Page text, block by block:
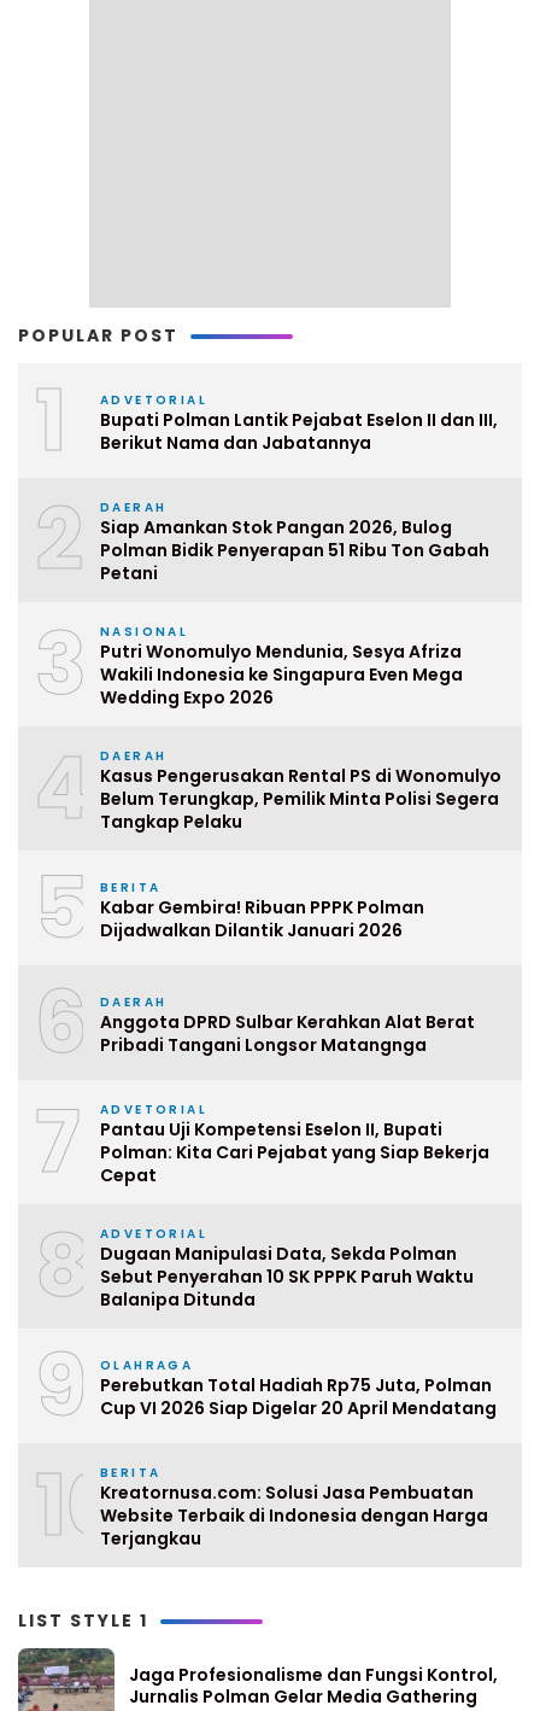
POPULAR POST
1 ADVETORIAL
Bupati Polman Lantik Pejabat Eselon II dan III,
Berikut Nama dan Jabatannya
2 DAERAH
Siap Amankan Stok Pangan 2026, Bulog
Polman Bidik Penyerapan 51 Ribu Ton Gabah
Petani
3 NASIONAL
Putri Wonomulyo Mendunia, Sesya Afriza
Wakili Indonesia ke Singapura Even Mega
Wedding Expo 2026
4 DAERAH
Kasus Pengerusakan Rental PS di Wonomulyo
Belum Terungkap, Pemilik Minta Polisi Segera
Tangkap Pelaku
5 BERITA
Kabar Gembira! Ribuan PPPK Polman
Dijadwalkan Dilantik Januari 2026
6 DAERAH
Anggota DPRD Sulbar Kerahkan Alat Berat
Pribadi Tangani Longsor Matangnga
7 ADVETORIAL
Pantau Uji Kompetensi Eselon II, Bupati
Polman: Kita Cari Pejabat yang Siap Bekerja
Cepat
8 ADVETORIAL
Dugaan Manipulasi Data, Sekda Polman
Sebut Penyerahan 10 SK PPPK Paruh Waktu
Balanipa Ditunda
9 OLAHRAGA
Perebutkan Total Hadiah Rp75 Juta, Polman
Cup VI 2026 Siap Digelar 20 April Mendatang
10BERITA
Kreatornusa.com: Solusi Jasa Pembuatan
Website Terbaik di Indonesia dengan Harga
Terjangkau
LIST STYLE 1
Jaga Profesionalisme dan Fungsi Kontrol,
Jurnalis Polman Gelar Media Gathering